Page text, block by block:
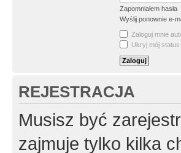
Zapomniałem hasła
Wyślij ponownie e-
Zaloguj mnie
Ukryj mój
REJESTRACJA
Musisz być
zajmuje tylko kilka